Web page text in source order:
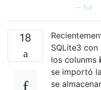
fuz
18
SQLite3 con
los colunms
se importó
se